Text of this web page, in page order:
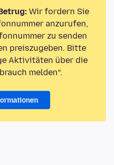
Wir fordern Sie
anzurufen,
zu senden
preiszugeben. Bitte
Aktivitäten über die
melden“.